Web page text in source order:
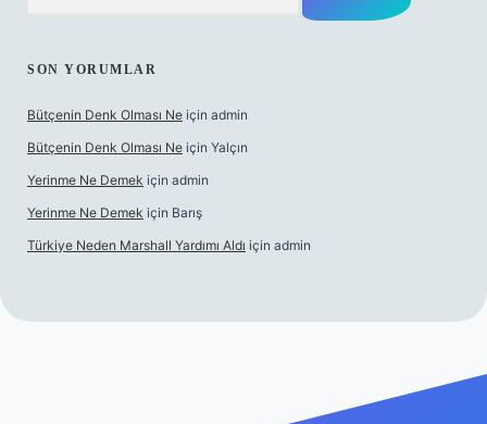
SON YORUMLAR
Bütçenin Denk Olması Ne için admin
Bütçenin Denk Olması Ne için Yalçın
Yerinme Ne Demek için admin
Yerinme Ne Demek için Barış
Türkiye Neden Marshall Yardımı Aldı için admin